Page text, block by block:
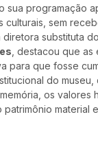
sua programação
culturais, sem
substituta
, destacou que
para que fosse
do museu,
os valores
material